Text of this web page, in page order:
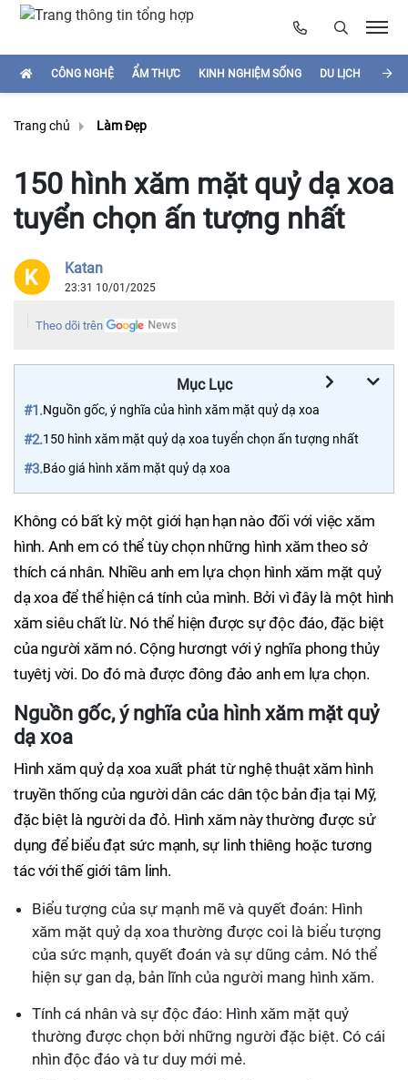
CÔNG NGHỆ ẨM THỰC KINH NGHIỆM SỐNG DU LỊCH
Trang chủ Làm Đẹp
150 hình xăm mặt quỷ dạ xoa
tuyển chọn ấn tượng nhất
Katan
23:31 10/01/2025
Theo dõi trên
Mục Lục
#1.Nguồn gốc, ý nghĩa của hình xăm mặt quỷ dạ xoa
#2.150 hình xăm mặt quỷ dạ xoa tuyển chọn ấn tượng nhất
#3.Báo giá hình xăm mặt quỷ dạ xoa
Không có bất kỳ một giới hạn hạn nào đối với việc xăm
hình. Anh em có thể tùy chọn những hình xăm theo sở
thích cá nhân. Nhiều anh em lựa chọn hình xăm mặt quỷ
dạ xoa để thể hiện cá tính của mình. Bởi vì đây là một hình
xăm siêu chất lừ. Nó thể hiện được sự độc đáo, đặc biệt
của người xăm nó. Cộng hươngt với ý nghĩa phong thủy
tuyêtj vời. Do đó mà được đông đảo anh em lựa chọn.
Nguồn gốc, ý nghĩa của hình xăm mặt quỷ
dạ xoa
Hình xăm quỷ dạ xoa xuất phát từ nghệ thuật xăm hình
truyền thống của người dân các dân tộc bản địa tại Mỹ,
đặc biệt là người da đỏ. Hình xăm này thường được sử
dụng để biểu đạt sức mạnh, sự linh thiêng hoặc tương
tác với thế giới tâm linh.
Biểu tượng của sự mạnh mẽ và quyết đoán: Hình
xăm mặt quỷ dạ xoa thường được coi là biểu tượng
của sức mạnh, quyết đoán và sự dũng cảm. Nó thể
hiện sự gan dạ, bản lĩnh của người mang hình xăm.
Tính cá nhân và sự độc đáo: Hình xăm mặt quỷ
thường được chọn bởi những người đặc biệt. Có cái
nhìn độc đáo và tư duy mới mẻ.